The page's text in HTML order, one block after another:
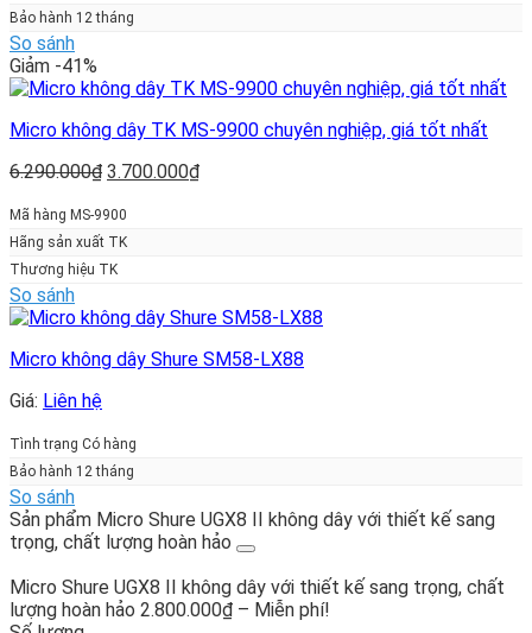
phí!
Bảo hành 12 tháng
So sánh
Giảm -41%
Micro không dây TK MS-9900 chuyên nghiệp, giá tốt nhất
6.290.000₫ Giá
là:
6.290.000₫.
3.700.000₫Giá
Mã hàng MS-9900
Hãng sản xuất TK
Thương hiệu TK
So sánh
Micro không dây Shure SM58-LX88
Giá: Liên hệ
Tình trạng Có hàng
Bảo hành 12 tháng
So sánh
Sản phẩm Micro Shure UGX8 II không dây với thiết kế sang
trọng, chất lượng hoàn hảo
Micro Shure UGX8 II không dây với thiết kế sang trọng, chất
lượng hoàn hảo 2.800.000₫ – Miễn phí!